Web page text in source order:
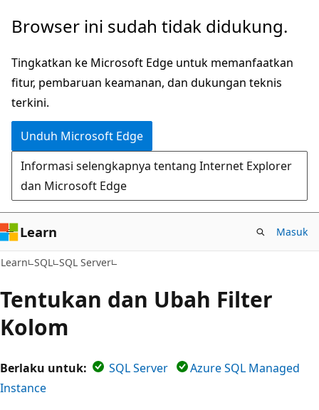
Lompati
konten
utama
Browser ini sudah tidak didukung.
Tingkatkan ke Microsoft Edge untuk memanfaatkan
fitur, pembaruan keamanan, dan dukungan teknis
terkini.
Unduh Microsoft Edge
Informasi selengkapnya tentang Internet Explorer
dan Microsoft Edge
Learn Masuk
Learn SQL SQL Server
Tentukan dan Ubah Filter
Kolom
Berlaku untuk: SQL Server
Azure SQL Managed
Instance